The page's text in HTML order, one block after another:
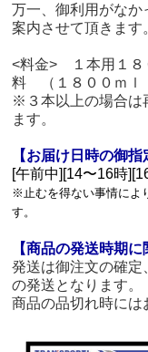
万一、御利用がなか
案内させて頂きます
<料金> １本用１
料 （１８００ｍｌ
※３本以上の場合は
ます。
【お届け日時の御指
[午前中][14〜16時
※止むを得ない事情によ
す。
【商品の発送時期に
発送は御注文の確定
の発送となります。
商品の品切れ時には